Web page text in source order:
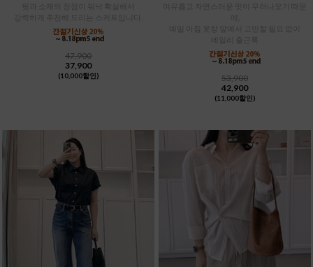
핏과 소재의 장점이 워낙 확실해서
강력하게 추천해 드리는 스커트입니다.
47,900
37,900
(10,000할인)
여유롭고 자연스러운 멋이 우러나오기 때문
에,
매일 아침 옷장 앞에서 고민할 필요 없이
데일리 출근룩
53,900
42,900
(11,000할인)